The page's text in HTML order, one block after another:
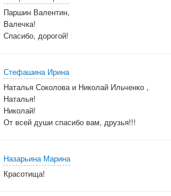
© Copyright: Ирина Стефашина
Паршин Валентин,
Валечка!
Спасибо, дорогой!
Стефашина Ирина
Наталья Соколова и Николай Ильченко ,
Наталья!
Николай!
От всей души спасибо вам, друзья!!!
Назарьина Марина
Красотища!